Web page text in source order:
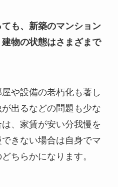
ても、新築のマンション
物の状態はさまざまで
や設備の老朽化も著し
出るなどの問題も少な
、家賃が安い分我慢を
きない場合は自身でマ
ちらかになります。